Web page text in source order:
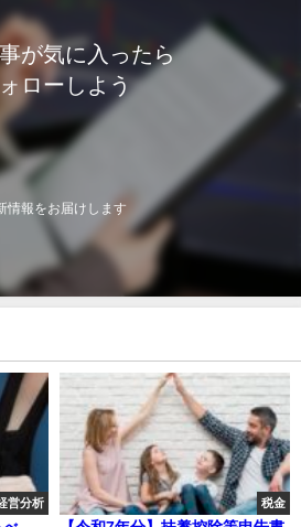
が気に入ったら
ローしよう
情報をお届けします
営分析 税金